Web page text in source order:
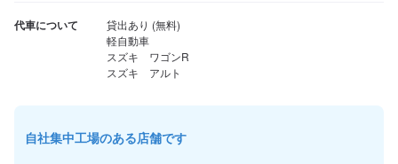
代車について
貸出あり (無料)
軽自動車
スズキ　ワゴンR
スズキ　アルト
自社集中工場のある店舗です